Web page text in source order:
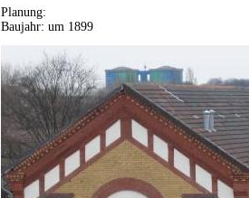
Planung:
Baujahr: um 1899